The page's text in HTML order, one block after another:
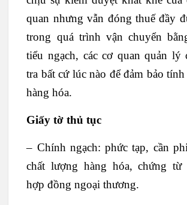
quan nhưng vẫn đóng thuế đầy
trong quá trình vận chuyển
tiểu ngạch, các cơ quan quản lý
tra bất cứ lúc nào để đảm bảo
hàng hóa.
Giấy tờ thủ tục
– Chính ngạch: phức tạp, cần
chất lượng hàng hóa, chứng từ
hợp đồng ngoại thương.